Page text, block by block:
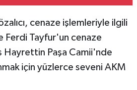
cenaze işlemleriyle ilgili
Ferdi Tayfur'un cenaze
Hayrettin Paşa Camii'nde
için yüzlerce seveni AKM